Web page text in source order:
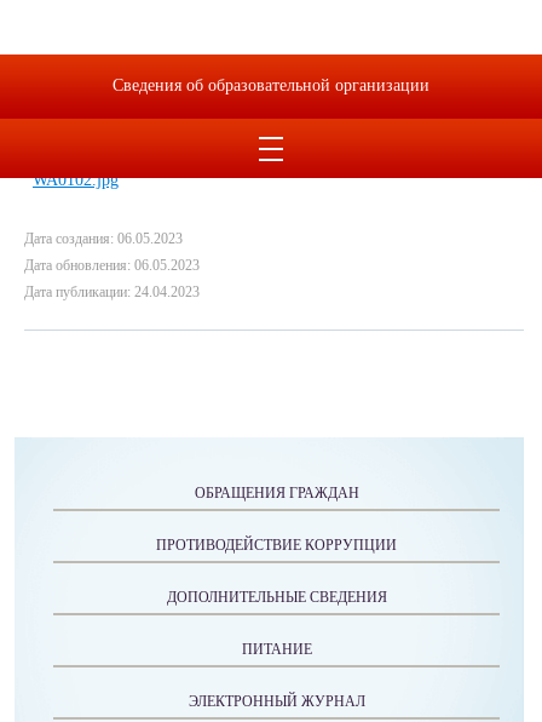
Дата создания: 06.05.2023
Дата обновления: 06.05.2023
Дата публикации: 24.04.2023
ОБРАЩЕНИЯ ГРАЖДАН
ПРОТИВОДЕЙСТВИЕ КОРРУПЦИИ
ДОПОЛНИТЕЛЬНЫЕ СВЕДЕНИЯ
ПИТАНИЕ
ЭЛЕКТРОННЫЙ ЖУРНАЛ
Сведения об образовательной организации